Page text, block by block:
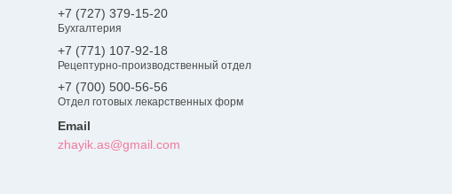
+7 (727) 379-15-20
Бухгалтерия
+7 (771) 107-92-18
Рецептурно-производственный отдел
+7 (700) 500-56-56
Отдел готовых лекарственных форм
zhayik.as@gmail.com